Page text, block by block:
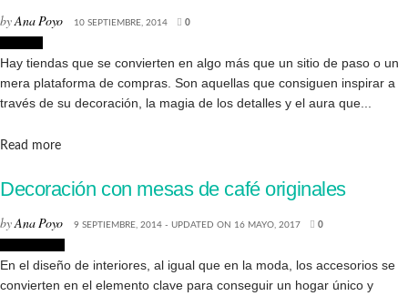
byAna Poyo 10 SEPTIEMBRE, 2014 0
Hay tiendas que se convierten en algo más que un sitio de paso o un
mera plataforma de compras. Son aquellas que consiguen inspirar a
través de su decoración, la magia de los detalles y el aura que...
Read moreDetails
Decoración con mesas de café originales
byAna Poyo 9 SEPTIEMBRE, 2014 - UPDATED ON 16 MAYO, 2017 0
En el diseño de interiores, al igual que en la moda, los accesorios se
convierten en el elemento clave para conseguir un hogar único y